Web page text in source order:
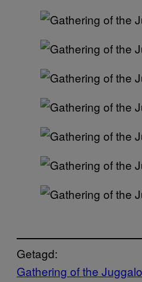
Getagd:
Gathering of the